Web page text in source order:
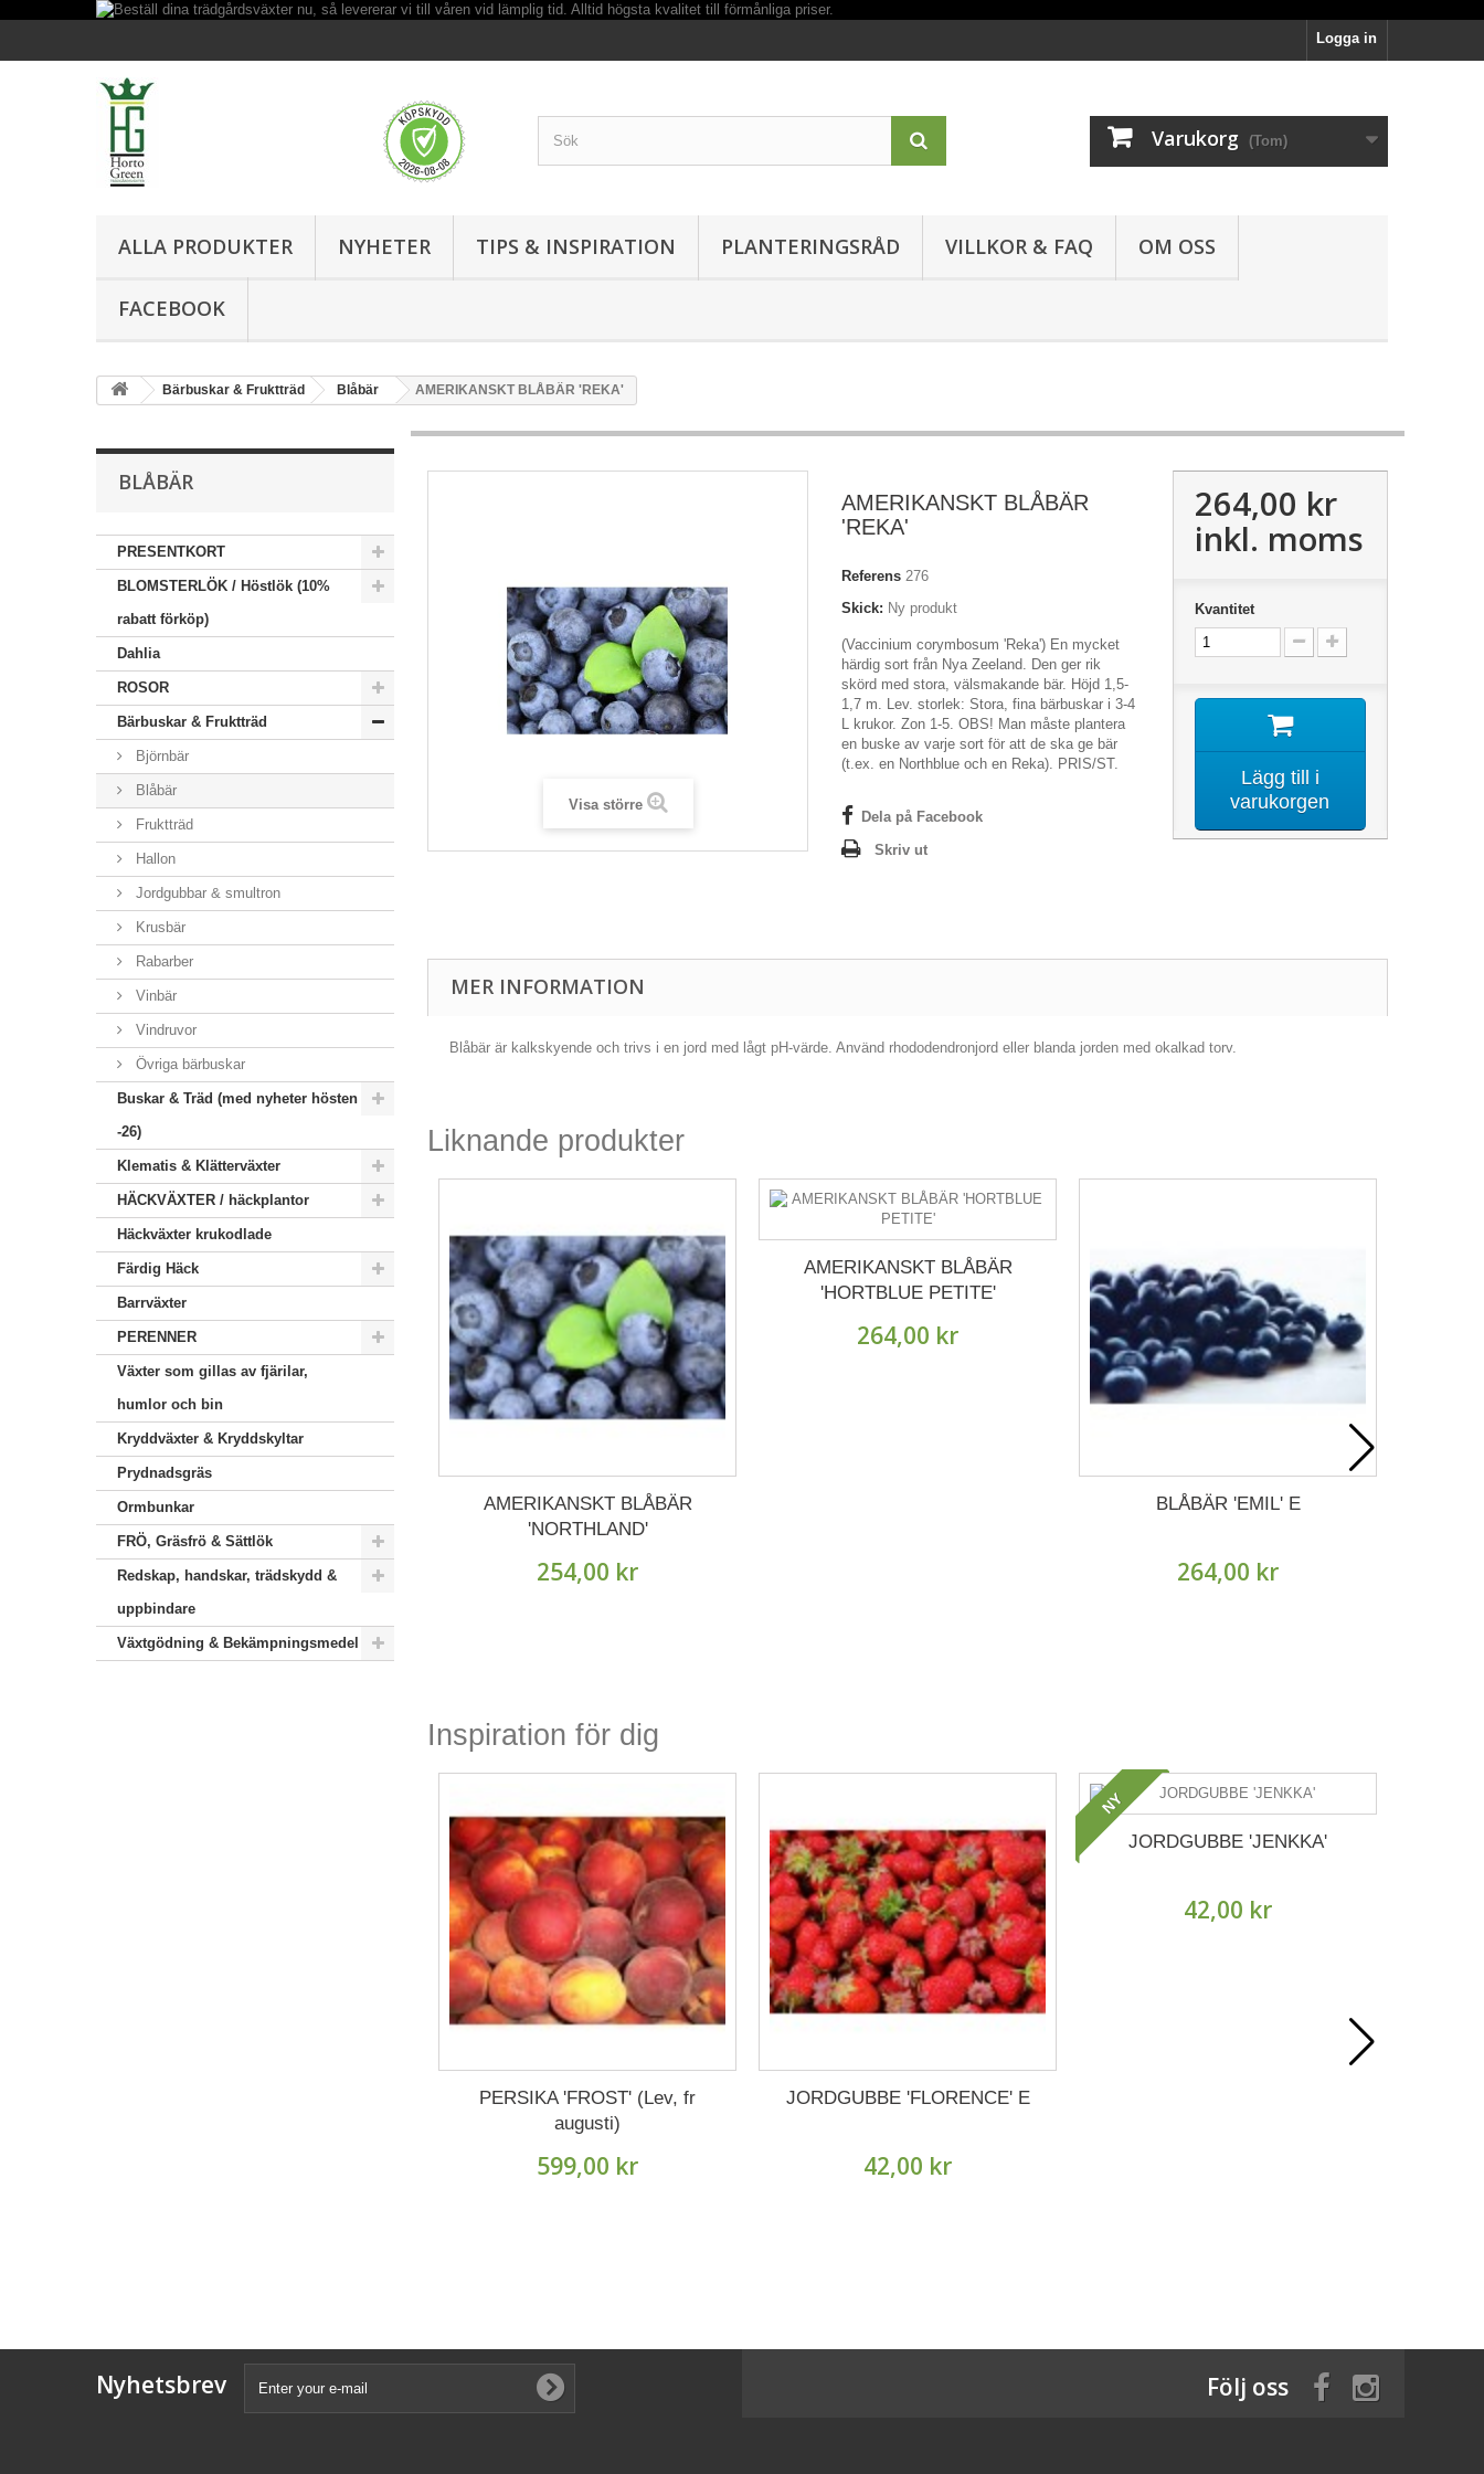
Logga in
Varukorg (Tom)
ALLA PRODUKTER NYHETER TIPS & INSPIRATION PLANTERINGSRÅD VILLKOR & FAQ OM OSS
FACEBOOK
Bärbuskar & Fruktträd Blåbär AMERIKANSKT BLÅBÄR 'REKA'
BLÅBÄR
PRESENTKORT
BLOMSTERLÖK / Höstlök (10%
rabatt förköp)
Dahlia
ROSOR
Bärbuskar & Fruktträd
Björnbär
Blåbär
Fruktträd
Hallon
Jordgubbar & smultron
Krusbär
Rabarber
Vinbär
Vindruvor
Övriga bärbuskar
Buskar & Träd (med nyheter hösten
-26)
Klematis & Klätterväxter
HÄCKVÄXTER / häckplantor
Häckväxter krukodlade
Färdig Häck
Barrväxter
PERENNER
Växter som gillas av fjärilar,
humlor och bin
Kryddväxter & Kryddskyltar
Prydnadsgräs
Ormbunkar
FRÖ, Gräsfrö & Sättlök
Redskap, handskar, trädskydd &
uppbindare
Växtgödning & Bekämpningsmedel
Visa större
AMERIKANSKT BLÅBÄR
'REKA'
Referens 276
Skick: Ny produkt
(Vaccinium corymbosum 'Reka') En mycket
härdig sort från Nya Zeeland. Den ger rik
skörd med stora, välsmakande bär. Höjd 1,5-
1,7 m. Lev. storlek: Stora, fina bärbuskar i 3-4
L krukor. Zon 1-5. OBS! Man måste plantera
en buske av varje sort för att de ska ge bär
(t.ex. en Northblue och en Reka). PRIS/ST.
Dela på Facebook
Skriv ut
264,00 kr
inkl. moms
Kvantitet
Lägg till i
varukorgen
MER INFORMATION
Blåbär är kalkskyende och trivs i en jord med lågt pH-värde. Använd rhododendronjord eller blanda jorden med okalkad torv.
Liknande produkter
AMERIKANSKT BLÅBÄR
'NORTHLAND'
254,00 kr
AMERIKANSKT BLÅBÄR
'HORTBLUE PETITE'
264,00 kr
BLÅBÄR 'EMIL' E
264,00 kr
Inspiration för dig
PERSIKA 'FROST' (Lev, fr
augusti)
599,00 kr
JORDGUBBE 'FLORENCE' E
42,00 kr
NY
JORDGUBBE 'JENKKA'
42,00 kr
Nyhetsbrev Följ oss